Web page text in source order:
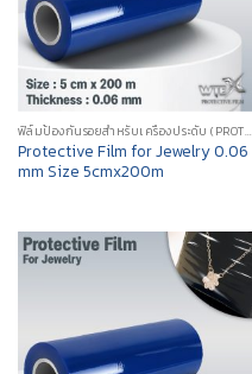
ฟิล์มป้องกันรอยสำหรับเครื่องประดับ (PROTECTIVE FILM FOR JEWELRY)
Protective Film for Jewelry 0.06
mm Size 5cmx200m